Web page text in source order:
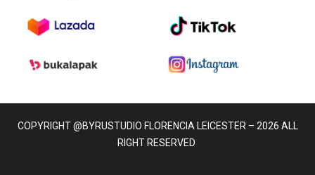
COPYRIGHT @BYRUSTUDIO FLORENCIA LEICESTER – 2026 ALL
RIGHT RESERVED